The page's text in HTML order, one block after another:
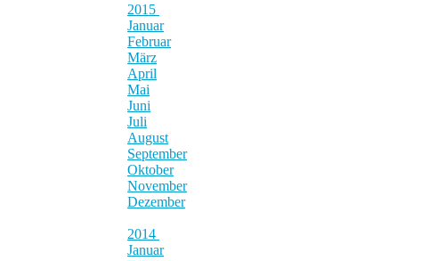
2015
Januar
Februar
März
April
Mai
Juni
Juli
August
September
Oktober
November
Dezember
2014
Januar